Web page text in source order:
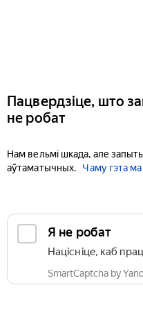
Пацвердзіце, што
не робат
Нам вельмі шкада, але
аўтаматычных.
Чаму гэта
Я не робат
Націсніце, каб
SmartCaptcha by